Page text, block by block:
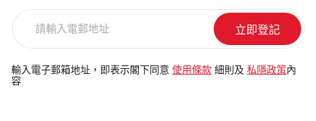
電
郵
輸入電子郵箱地址，即表示閣下同意 使用條款 細則及 私隱政策內
容